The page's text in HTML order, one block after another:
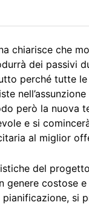
chiarisce che
dei passivi
perché tutte
però la nuova
e si
al miglior
del
genere costose
pianificazione, si